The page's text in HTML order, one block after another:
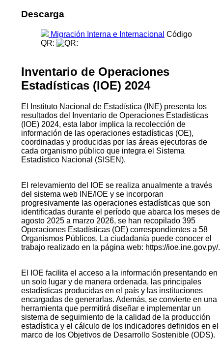
Descarga
Migración Interna e Internacional Código
QR:
Inventario de Operaciones
Estadísticas (IOE) 2024
El Instituto Nacional de Estadística (INE) presenta los
resultados del Inventario de Operaciones Estadísticas
(IOE) 2024, esta labor implica la recolección de
información de las operaciones estadísticas (OE),
coordinadas y producidas por las áreas ejecutoras de
cada organismo público que integra el Sistema
Estadístico Nacional (SISEN).
El relevamiento del IOE se realiza anualmente a través
del sistema web INE/IOE y se incorporan
progresivamente las operaciones estadísticas que son
identificadas durante el período que abarca los meses de
agosto 2025 a marzo 2026, se han recopilado 395
Operaciones Estadísticas (OE) correspondientes a 58
Organismos Públicos. La ciudadanía puede conocer el
trabajo realizado en la página web: https://ioe.ine.gov.py/.
El IOE facilita el acceso a la información presentando en
un solo lugar y de manera ordenada, las principales
estadísticas producidas en el país y las instituciones
encargadas de generarlas. Además, se convierte en una
herramienta que permitirá diseñar e implementar un
sistema de seguimiento de la calidad de la producción
estadística y el cálculo de los indicadores definidos en el
marco de los Objetivos de Desarrollo Sostenible (ODS).